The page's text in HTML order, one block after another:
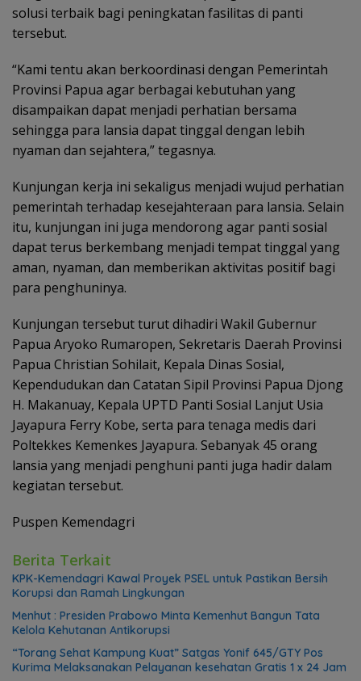
solusi terbaik bagi peningkatan fasilitas di panti
tersebut.
“Kami tentu akan berkoordinasi dengan Pemerintah
Provinsi Papua agar berbagai kebutuhan yang
disampaikan dapat menjadi perhatian bersama
sehingga para lansia dapat tinggal dengan lebih
nyaman dan sejahtera,” tegasnya.
Kunjungan kerja ini sekaligus menjadi wujud perhatian
pemerintah terhadap kesejahteraan para lansia. Selain
itu, kunjungan ini juga mendorong agar panti sosial
dapat terus berkembang menjadi tempat tinggal yang
aman, nyaman, dan memberikan aktivitas positif bagi
para penghuninya.
Kunjungan tersebut turut dihadiri Wakil Gubernur
Papua Aryoko Rumaropen, Sekretaris Daerah Provinsi
Papua Christian Sohilait, Kepala Dinas Sosial,
Kependudukan dan Catatan Sipil Provinsi Papua Djong
H. Makanuay, Kepala UPTD Panti Sosial Lanjut Usia
Jayapura Ferry Kobe, serta para tenaga medis dari
Poltekkes Kemenkes Jayapura. Sebanyak 45 orang
lansia yang menjadi penghuni panti juga hadir dalam
kegiatan tersebut.
Puspen Kemendagri
Berita Terkait
KPK-Kemendagri Kawal Proyek PSEL untuk Pastikan Bersih
Korupsi dan Ramah Lingkungan
Menhut : Presiden Prabowo Minta Kemenhut Bangun Tata
Kelola Kehutanan Antikorupsi
“Torang Sehat Kampung Kuat” Satgas Yonif 645/GTY Pos
Kurima Melaksanakan Pelayanan kesehatan Gratis 1 x 24 Jam